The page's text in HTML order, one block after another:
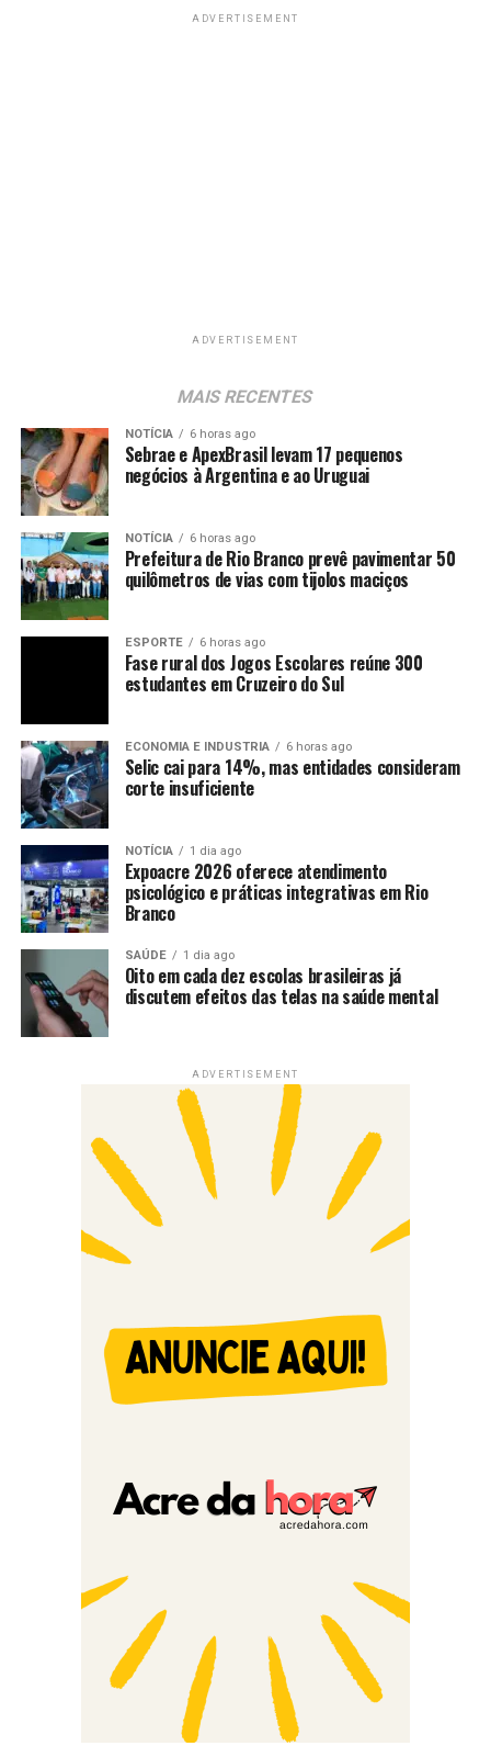
ADVERTISEMENT
ADVERTISEMENT
MAIS RECENTES
NOTÍCIA 6 horas ago
Sebrae e ApexBrasil levam 17 pequenos
negócios à Argentina e ao Uruguai
NOTÍCIA 6 horas ago
Prefeitura de Rio Branco prevê pavimentar 50
quilômetros de vias com tijolos maciços
ESPORTE 6 horas ago
Fase rural dos Jogos Escolares reúne 300
estudantes em Cruzeiro do Sul
ECONOMIA E INDUSTRIA 6 horas ago
Selic cai para 14%, mas entidades consideram
corte insuficiente
NOTÍCIA 1 dia ago
Expoacre 2026 oferece atendimento
psicológico e práticas integrativas em Rio
Branco
SAÚDE 1 dia ago
Oito em cada dez escolas brasileiras já
discutem efeitos das telas na saúde mental
ADVERTISEMENT